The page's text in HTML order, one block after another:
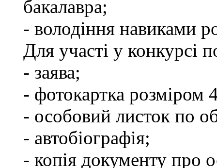
бакалавра;
- володіння навиками
Для участі у конкурсі
- заява;
- фотокартка розміром
- особовий листок по
- автобіографія;
- копія документу про